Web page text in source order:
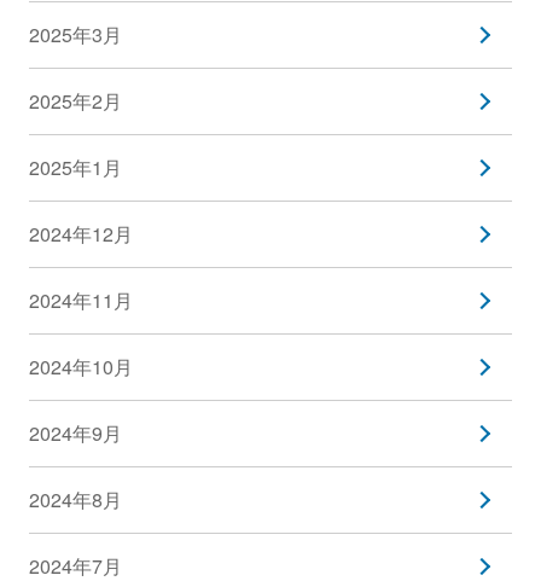
2025年3月
2025年2月
2025年1月
2024年12月
2024年11月
2024年10月
2024年9月
2024年8月
2024年7月